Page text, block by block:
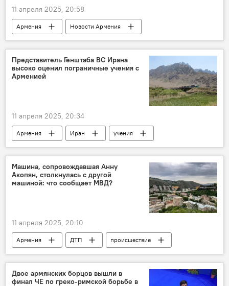
11 апреля 2025, 20:58
Армения
Новости Армения
Загрязненность воздуха
Ереван
экология
здоровье
Представитель Генштаба ВС Ирана
высоко оценил пограничные учения с
Арменией
11 апреля 2025, 20:34
Армения Иран
учения
генерал
Машина, сопровождавшая Анну
Акопян, столкнулась с другой
машиной: что сообщает МВД?
11 апреля 2025, 20:10
Армения ДТП
происшествие
МВД
Новости Армения
Двое армянских борцов вышли в
финал ЧЕ по греко-римской борьбе в